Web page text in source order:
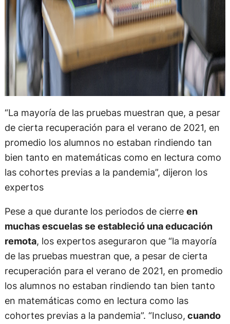
“La mayoría de las pruebas muestran que, a pesar
de cierta recuperación para el verano de 2021, en
promedio los alumnos no estaban rindiendo tan
bien tanto en matemáticas como en lectura como
las cohortes previas a la pandemia”, dijeron los
expertos
Pese a que durante los periodos de cierre en
muchas escuelas se estableció una educación
remota, los expertos aseguraron que “la mayoría
de las pruebas muestran que, a pesar de cierta
recuperación para el verano de 2021, en promedio
los alumnos no estaban rindiendo tan bien tanto
en matemáticas como en lectura como las
cohortes previas a la pandemia”. “Incluso, cuando